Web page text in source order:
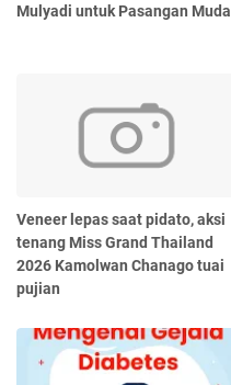
Mulyadi untuk Pasangan Muda
Veneer lepas saat pidato, aksi
tenang Miss Grand Thailand
2026 Kamolwan Chanago tuai
pujian